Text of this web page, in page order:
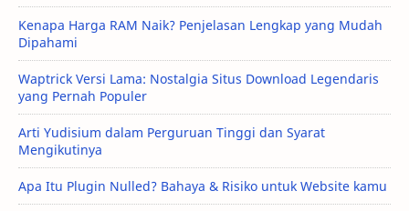
Kenapa Harga RAM Naik? Penjelasan Lengkap yang Mudah
Dipahami
Waptrick Versi Lama: Nostalgia Situs Download Legendaris
yang Pernah Populer
Arti Yudisium dalam Perguruan Tinggi dan Syarat
Mengikutinya
Apa Itu Plugin Nulled? Bahaya & Risiko untuk Website kamu